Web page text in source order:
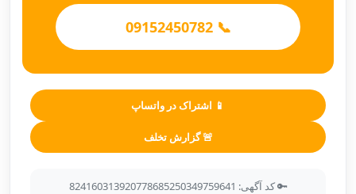
📞 09152450782
📱 اشتراک در واتساپ
🚨 گزارش تخلف
🔑 کد آگهی: 824160313920778685250349759641